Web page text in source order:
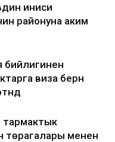
иниси
районуна аким
бийлигинен
виза берүүнү
тармактык
төрагалары менен